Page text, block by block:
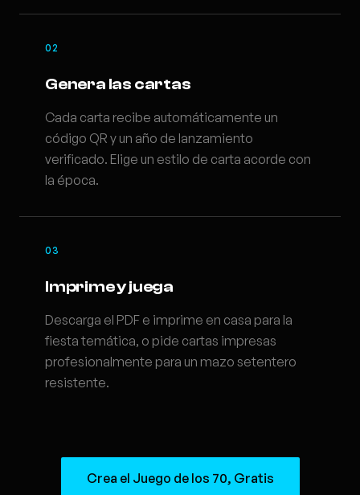
02
Genera las cartas
Cada carta recibe automáticamente un
código QR y un año de lanzamiento
verificado. Elige un estilo de carta acorde con
la época.
03
Imprime y juega
Descarga el PDF e imprime en casa para la
fiesta temática, o pide cartas impresas
profesionalmente para un mazo setentero
resistente.
Crea el Juego de los 70, Gratis